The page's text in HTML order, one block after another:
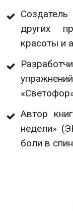
других
красоты и
Автор
недели»
боли в